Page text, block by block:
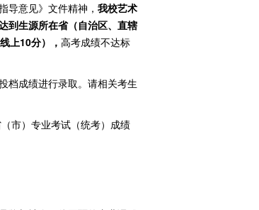
导意见》文件精神， 我校艺术
到生源所在省（自治区、直辖
上10分）， 高考成绩不达标
档成绩进行录取。请相关考生
市）专业考试（统考）成绩